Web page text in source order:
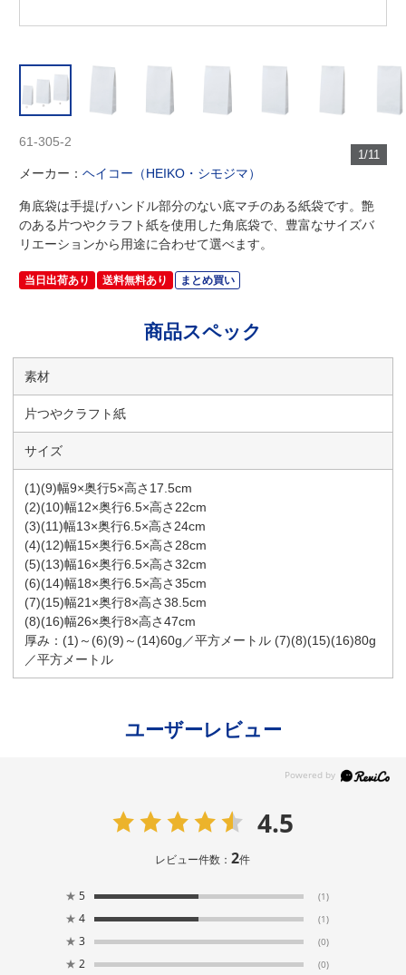
1/11
61-305-2
メーカー：ヘイコー（HEIKO・シモジマ）
角底袋は手提げハンドル部分のない底マチのある紙袋です。艶
のある片つやクラフト紙を使用した角底袋で、豊富なサイズバ
リエーションから用途に合わせて選べます。
当日出荷あり 送料無料あり まとめ買い
商品スペック
素材
片つやクラフト紙
サイズ
(1)(9)幅9×奥行5×高さ17.5cm
(2)(10)幅12×奥行6.5×高さ22cm
(3)(11)幅13×奥行6.5×高さ24cm
(4)(12)幅15×奥行6.5×高さ28cm
(5)(13)幅16×奥行6.5×高さ32cm
(6)(14)幅18×奥行6.5×高さ35cm
(7)(15)幅21×奥行8×高さ38.5cm
(8)(16)幅26×奥行8×高さ47cm
厚み：(1)～(6)(9)～(14)60g／平方メートル (7)(8)(15)(16)80g
／平方メートル
ユーザーレビュー
4.5
レビュー件数：2件
★ 5 (1)
★ 4 (1)
★ 3 (0)
★ 2 (0)